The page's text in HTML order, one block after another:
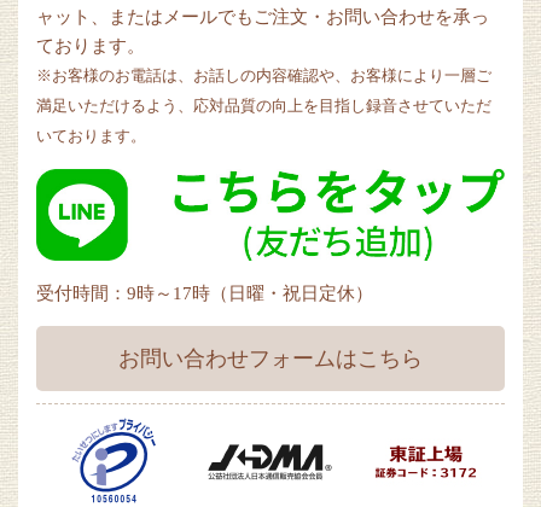
ャット、またはメールでもご注文・お問い合わせを承っ
ております。
※お客様のお電話は、お話しの内容確認や、お客様により一層ご
満足いただけるよう、応対品質の向上を目指し録音させていただ
いております。
受付時間：9時～17時（日曜・祝日定休）
お問い合わせフォームはこちら